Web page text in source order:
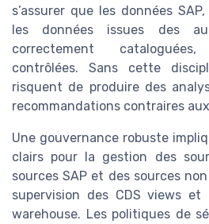
s’assurer que les données
les données issues des
correctement
contrôlées. Sans cette
risquent de produire des
recommandations contraires
Une gouvernance robuste
clairs pour la gestion des
sources SAP et des sources
supervision des CDS views
warehouse. Les politiques de